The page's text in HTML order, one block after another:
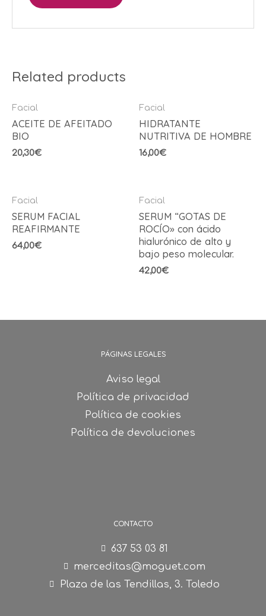
Related products
Facial
ACEITE DE AFEITADO
BIO
20,30€
Facial
HIDRATANTE
NUTRITIVA DE HOMBRE
16,00€
Facial
SERUM FACIAL
REAFIRMANTE
64,00€
Facial
SERUM “GOTAS DE
ROCÍO» con ácido
hialurónico de alto y
bajo peso molecular.
42,00€
CONTACTO
637 53 03 81
merceditas@moguet.com
Plaza de las Tendillas, 3. Toledo
PÁGINAS LEGALES
Aviso legal
Política de privacidad
Política de cookies
Política de devoluciones